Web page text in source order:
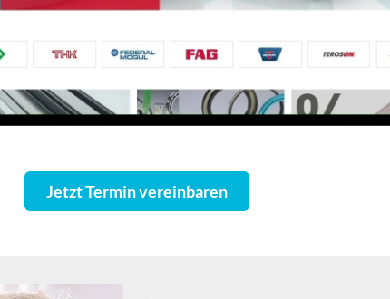
Jetzt Termin vereinbaren